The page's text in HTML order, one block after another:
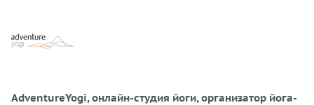
AdventureYogi, онлайн-студия йоги, организатор йога-